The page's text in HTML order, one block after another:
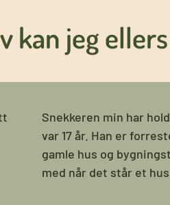
kan jeg
Snekkeren min har
var 17 år. Han er
gamle hus og
med når det står et hus